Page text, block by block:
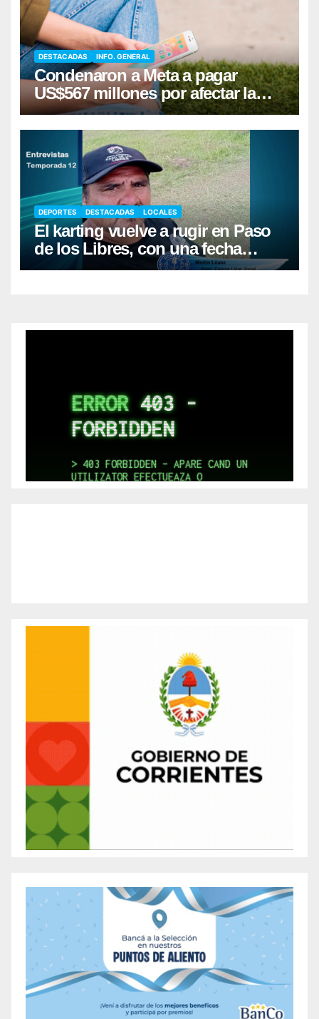
DESTACADAS INFO. GENERAL
Condenaron a Meta a pagar
US$567 millones por afectar la
salud mental de niños
DEPORTES DESTACADAS LOCALES
El karting vuelve a rugir en Paso
de los Libres, con una fecha
récord de pilotos